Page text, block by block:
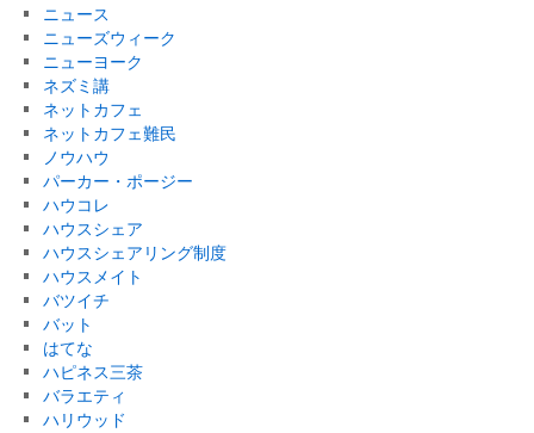
ニュース
ニューズウィーク
ニューヨーク
ネズミ講
ネットカフェ
ネットカフェ難民
ノウハウ
パーカー・ポージー
ハウコレ
ハウスシェア
ハウスシェアリング制度
ハウスメイト
バツイチ
バット
はてな
ハピネス三茶
バラエティ
ハリウッド